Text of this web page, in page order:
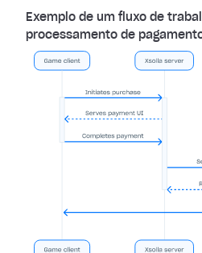
Exemplo de um fluxo de
processamento de